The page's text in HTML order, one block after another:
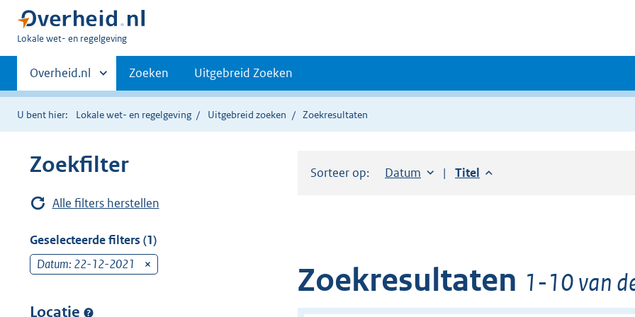
U
hier:
Lokale wet- en regelgeving
Primaire
navigatie
Andere
sites
binnen
Overheid.nl Zoeken Uitgebreid Zoeken
U bent hier: Lokale wet- en regelgeving Uitgebreid zoeken Zoekresultaten
Zoekfilter
Alle filters herstellen
Geselecteerde filters (1)
Datum: 22-12-2021
Locatie
Sorteer op: Sorteer op:
Datum aflopendSorteer op:
Titel aflopend
Zoekresultaten 1-10 van